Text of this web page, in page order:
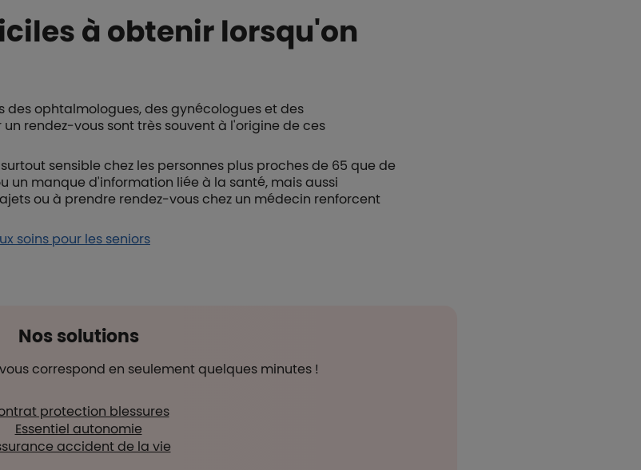
à obtenir lorsqu'on
des ophtalmologues, des gynécologues et des
rendez-vous sont très souvent à l'origine de ces
sensible chez les personnes plus proches de 65 que de
un manque d'information liée à la santé, mais aussi
ou à prendre rendez-vous chez un médecin renforcent
soins pour les seniors
Nos solutions
correspond en seulement quelques minutes !
protection blessures
Essentiel autonomie
accident de la vie